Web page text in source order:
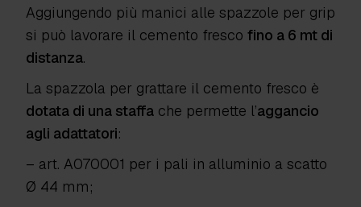
Aggiungendo più manici alle spazzole per grip
si può lavorare il cemento fresco fino a 6 mt di
distanza.
La spazzola per grattare il cemento fresco è
dotata di una staffa che permette l’aggancio
agli adattatori:
– art. A070001 per i pali in alluminio a scatto
Ø 44 mm;